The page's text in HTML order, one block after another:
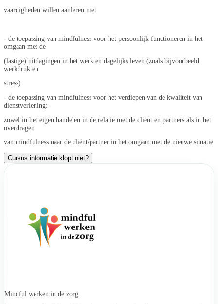
vaardigheden willen aanleren met
- de toepassing van mindfulness voor het persoonlijk functioneren in het
omgaan met de
(lastige) uitdagingen in het werk en dagelijks leven (zoals bijvoorbeeld
werkdruk en
stress)
- de toepassing van mindfulness voor het verdiepen van de kwaliteit van
dienstverlening:
zowel in het eigen handelen in de relatie met de cliënt en partners als in het
overdragen
van mindfulness naar de cliënt/partner in het omgaan met de nieuwe situatie
Cursus informatie klopt niet?
Mindful werken in de zorg